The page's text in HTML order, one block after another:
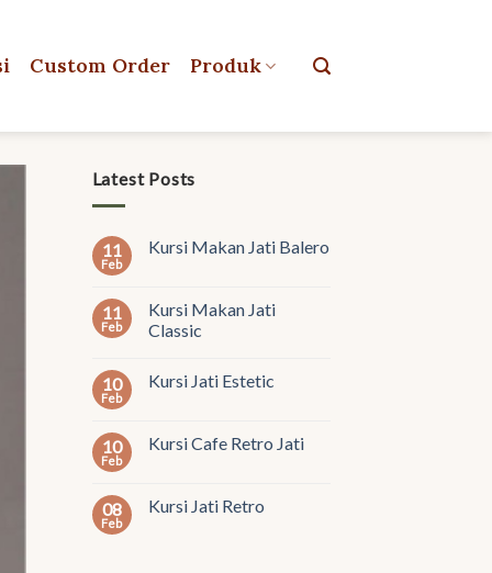
Custom Order Produk
Latest Posts
11
Feb
Kursi Makan Jati Balero
11
Feb
Kursi Makan Jati
Classic
10
Feb
Kursi Jati Estetic
10
Feb
Kursi Cafe Retro Jati
08
Feb
Kursi Jati Retro